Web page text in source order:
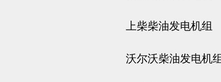
上柴柴油发电机组
沃尔沃柴油发电机